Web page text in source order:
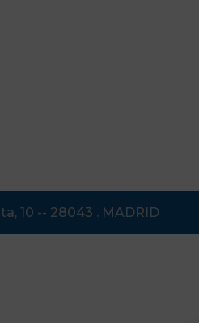
10 -- 28043 . MADRID